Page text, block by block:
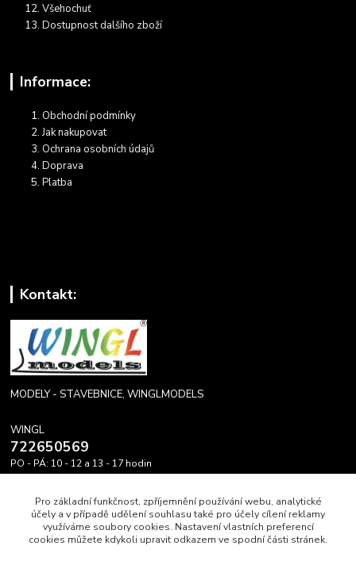
Všehochuť
Dostupnost dalšího zboží
Informace:
Obchodní podmínky
Jak nakupovat
Ochrana osobních údajů
Doprava
Platba
Kontakt:
MODELY - STAVEBNICE, WINGLMODELS
WINGL
722650569
PO - PÁ: 10 - 12 a 13 - 17 hodin
Pro základní funkčnost, zpříjemnění používání webu, analytické
účely a v případě udělení souhlasu také pro účely cílení reklamy
využíváme soubory cookies. Nastavení vlastních preferencí
cookies můžete kdykoli upravit odkazem ve spodní části stránek.